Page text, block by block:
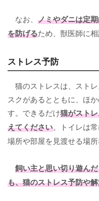
なお、 ノミやダニは定
を防げるため、獣医師に
ストレス予防
猫のストレスは、スト
スクがあるとともに、ほ
す。できるだけ猫がスト
えてください。トイレは
場所や部屋を見渡せる場
飼い主と思い切り遊ん
も、猫のストレス予防や